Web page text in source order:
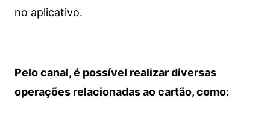
no aplicativo.
Pelo canal, é possível realizar diversas
operações relacionadas ao cartão, como: